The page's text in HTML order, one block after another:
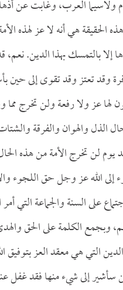
ولاسيما العرب، وغابت عن
الحقيقة هي أنه لا عز لهذه
إلا بالتمسك بهذا الدين.
وقد تعتز وقد تقوى إلى حين
لها عز ولا رفعة ولن تخرج
الذل والهوان والفرقة
يوم لن تخرج الأمة من هذه
إلى الله عز وجل حق اللجوء
على السنة والجماعة التي
وبجمع الكلمة على الحق
التي هي معقد العز بتوفيق
إلى شيء منها فقد غفل